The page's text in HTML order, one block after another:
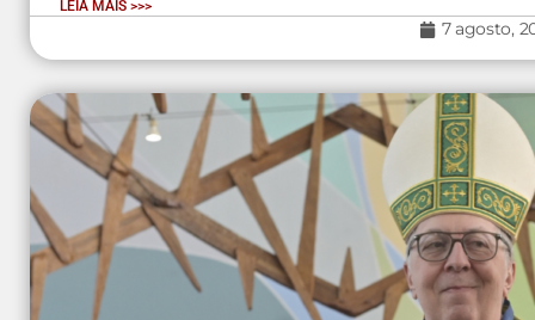
LEIA MAIS >>>
7 agosto,